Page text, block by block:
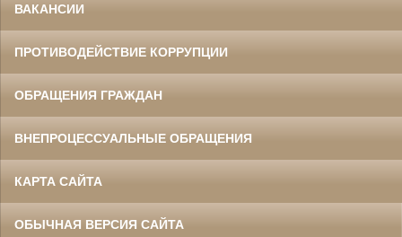
ВАКАНСИИ
ПРОТИВОДЕЙСТВИЕ КОРРУПЦИИ
ОБРАЩЕНИЯ ГРАЖДАН
ВНЕПРОЦЕССУАЛЬНЫЕ ОБРАЩЕНИЯ
КАРТА САЙТА
ОБЫЧНАЯ ВЕРСИЯ САЙТА